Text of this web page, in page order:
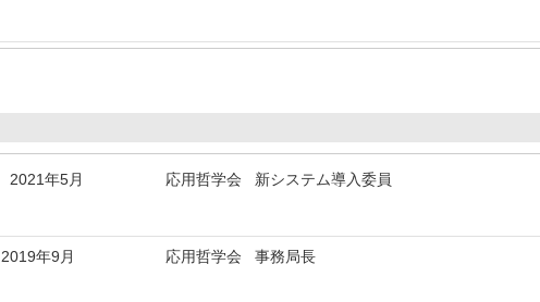
2021年5月 応用哲学会 新システム導入委員
2019年9月 応用哲学会 事務局長